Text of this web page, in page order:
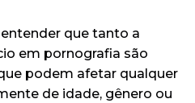
que tanto a
em pornografia são
podem afetar qualquer
de idade, gênero ou